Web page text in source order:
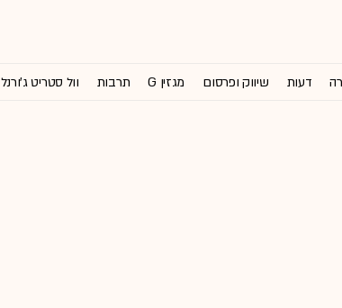
דעות שיווק ופרסום מגזין G תרבות וול סטריט ג'ורנל